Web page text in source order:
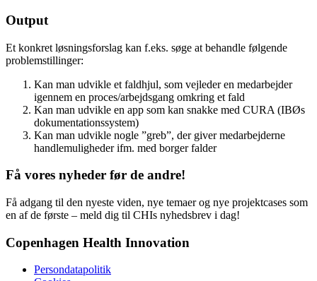
Output
Et konkret løsningsforslag kan f.eks. søge at behandle følgende
problemstillinger:
Kan man udvikle et faldhjul, som vejleder en medarbejder
igennem en proces/arbejdsgang omkring et fald
Kan man udvikle en app som kan snakke med CURA (IBØs
dokumentationssystem)
Kan man udvikle nogle ”greb”, der giver medarbejderne
handlemuligheder ifm. med borger falder
Få vores nyheder før de andre!
Få adgang til den nyeste viden, nye temaer og nye projektcases som
en af de første – meld dig til CHIs nyhedsbrev i dag!
Copenhagen Health Innovation
Persondatapolitik